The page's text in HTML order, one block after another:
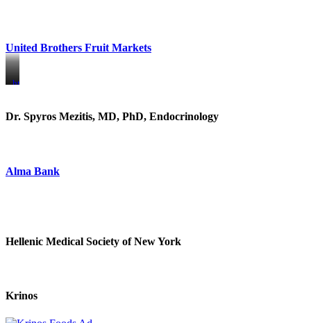
United Brothers Fruit Markets
https://www.unitedbrothersfruitmarkets.com/
https://www.unitedbrothersfruitmarkets.com/
Dr. Spyros Mezitis, MD, PhD, Endocrinology
Alma Bank
Hellenic Medical Society of New York
Krinos